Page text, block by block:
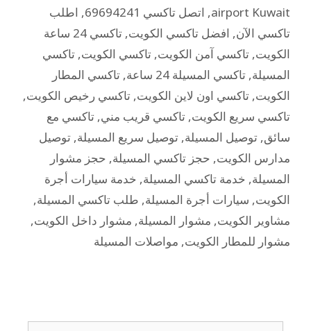
airport Kuwait
, اتصل تاكسي 69694241 , اطلب
تاكسي الآن, افضل تاكسي الكويت,
تاكسي 24 ساعة
الكويت, تاكسي آمن الكويت, تاكسي الكويت, تاكسي
المسيلة, تاكسي المسيلة 24 ساعة , تاكسي المطار
الكويت, تاكسي اون لاين الكويت, تاكسي رخيص الكويت,
تاكسي سريع الكويت, تاكسي قريب مني, تاكسي مع
سائق, توصيل المسيلة, توصيل سريع المسيلة, توصيل
مدارس الكويت, حجز تاكسي المسيلة, حجز مشوار
المسيلة, خدمة تاكسي المسيلة, خدمة سيارات أجرة
الكويت, سيارات أجرة المسيلة, طلب تاكسي المسيلة,
مشاوير الكويت, مشوار المسيلة, مشوار داخل الكويت,
مشوار للمطار الكويت, مواصلات المسيلة